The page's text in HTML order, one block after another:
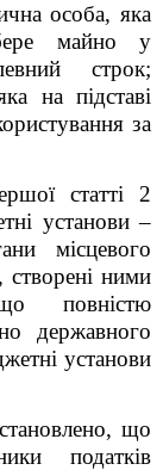
особа, яка
майно у
строк;
на підставі
за
статті 2
установи –
місцевого
створені ними
повністю
державного
установи
що
податків